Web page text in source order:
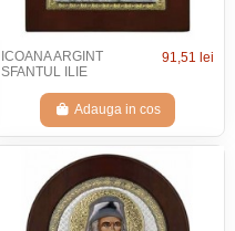
ICOANA ARGINT
SFANTUL ILIE
91,51 lei
Adauga in cos